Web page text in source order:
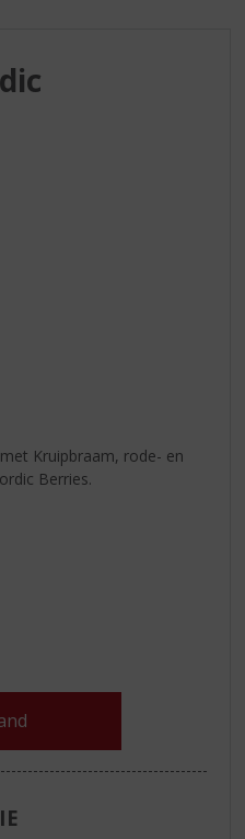
Kruipbraam, rode- en
Berries.